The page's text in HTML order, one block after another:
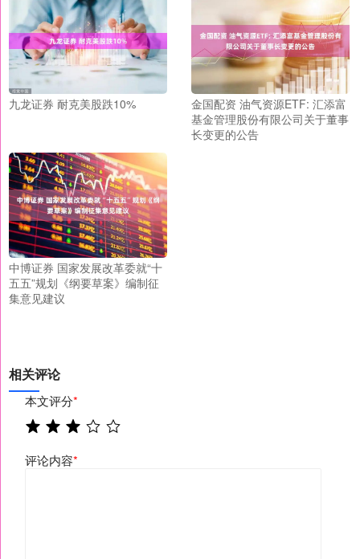
九龙证券 耐克美股跌10%
金国配资 油气资源ETF: 汇添富
基金管理股份有限公司关于董事
长变更的公告
中博证券 国家发展改革委就“十
五五”规划《纲要草案》编制征
集意见建议
相关评论
本文评分*
评论内容*